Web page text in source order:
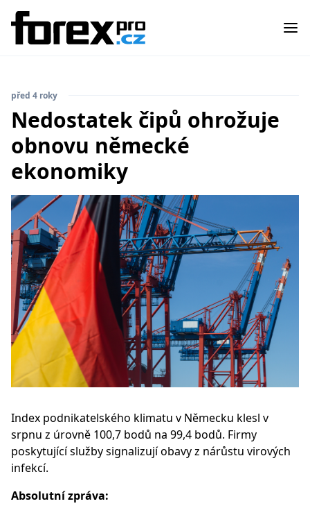
před 4 roky
Nedostatek čipů ohrožuje
obnovu německé
ekonomiky
Index podnikatelského klimatu v Německu klesl v
srpnu z úrovně 100,7 bodů na 99,4 bodů. Firmy
poskytující služby signalizují obavy z nárůstu virových
infekcí.
Absolutní zpráva: